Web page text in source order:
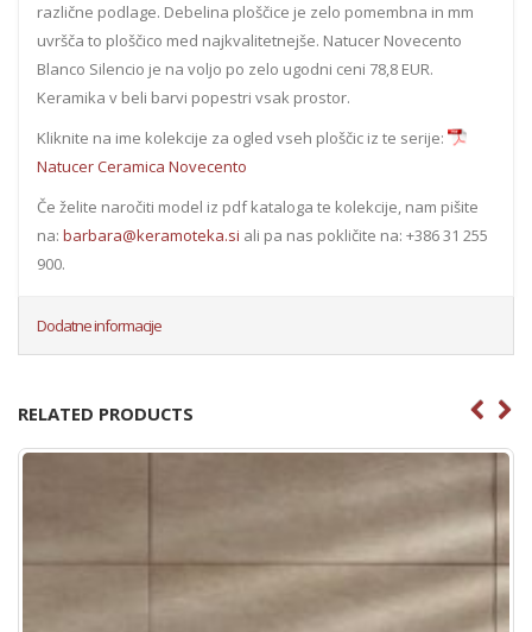
različne podlage. Debelina ploščice je zelo pomembna in mm
uvršča to ploščico med najkvalitetnejše. Natucer Novecento
Blanco Silencio je na voljo po zelo ugodni ceni 78,8 EUR.
Keramika v beli barvi popestri vsak prostor.
Kliknite na ime kolekcije za ogled vseh ploščic iz te serije:
Natucer Ceramica Novecento
Če želite naročiti model iz pdf kataloga te kolekcije, nam pišite
na: barbara@keramoteka.si ali pa nas pokličite na: +386 31 255
900.
Dodatne informacije
RELATED PRODUCTS